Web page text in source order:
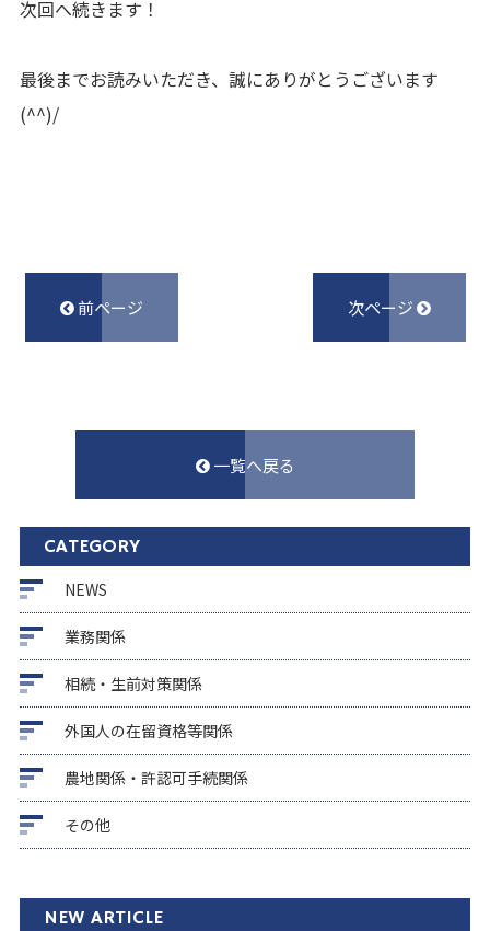
次回へ続きます！
最後までお読みいただき、誠にありがとうございます
(^^)/
前ページ 次ページ
一覧へ戻る
CATEGORY
NEWS
業務関係
相続・生前対策関係
外国人の在留資格等関係
農地関係・許認可手続関係
その他
NEW ARTICLE